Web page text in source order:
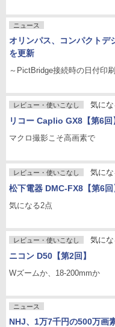
ニュース
オリンパス、コンパクトデ
を更新
～PictBridge接続時の日付印
レビュー・使いこなし 気に
リコー Caplio GX8【第6回
マクロ撮影こそ高画素で
レビュー・使いこなし 気に
松下電器 DMC-FX8【第6回
気になる2点
レビュー・使いこなし 気に
ニコン D50【第2回】
Wズームか、18-200mmか
ニュース
NHJ、1万7千円の500万画